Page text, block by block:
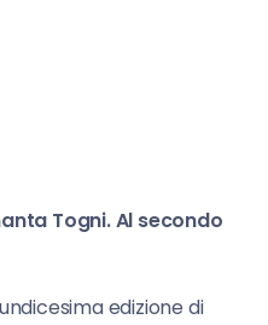
Togni. Al secondo
edizione di